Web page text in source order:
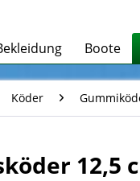
Boote
Köder
12,5